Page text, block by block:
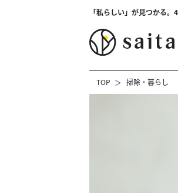
「私らしい」が見つかる
TOP 掃除・暮らし